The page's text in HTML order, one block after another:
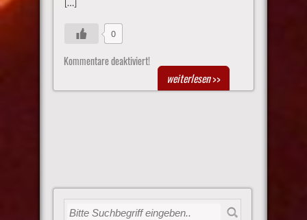
[…]
0
Kommentare deaktiviert!
weiterlesen>>